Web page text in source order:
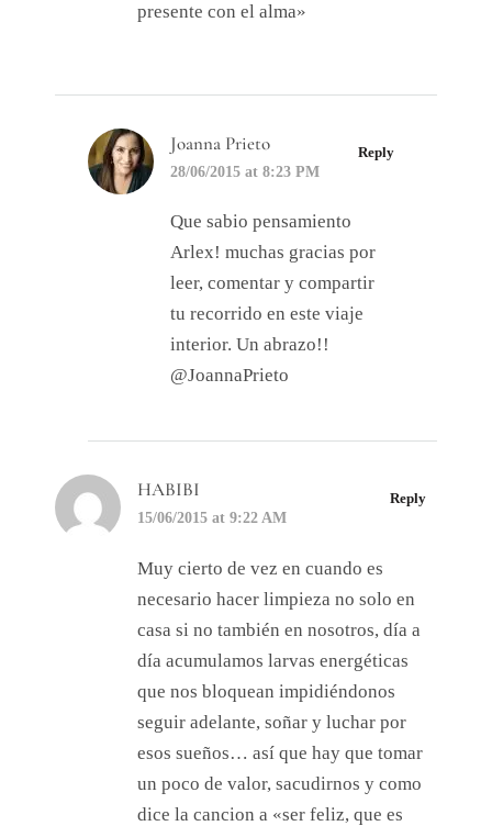
presente con el alma»
Joanna Prieto
28/06/2015 at 8:23 PM
Reply
Que sabio pensamiento
Arlex! muchas gracias por
leer, comentar y compartir
tu recorrido en este viaje
interior. Un abrazo!!
@JoannaPrieto
HABIBI
15/06/2015 at 9:22 AM
Reply
Muy cierto de vez en cuando es
necesario hacer limpieza no solo en
casa si no también en nosotros, día a
día acumulamos larvas energéticas
que nos bloquean impidiéndonos
seguir adelante, soñar y luchar por
esos sueños… así que hay que tomar
un poco de valor, sacudirnos y como
dice la cancion a «ser feliz, que es